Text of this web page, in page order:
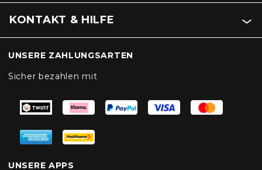
KONTAKT & HILFE
UNSERE ZAHLUNGSARTEN
Sicher bezahlen mit
UNSERE APPS